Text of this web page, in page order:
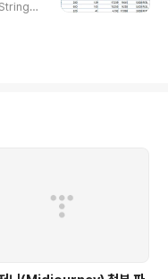
S:
:= 12;